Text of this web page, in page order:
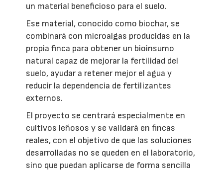
un material beneficioso para el suelo.
Ese material, conocido como biochar, se
combinará con microalgas producidas en la
propia finca para obtener un bioinsumo
natural capaz de mejorar la fertilidad del
suelo, ayudar a retener mejor el agua y
reducir la dependencia de fertilizantes
externos.
El proyecto se centrará especialmente en
cultivos leñosos y se validará en fincas
reales, con el objetivo de que las soluciones
desarrolladas no se queden en el laboratorio,
sino que puedan aplicarse de forma sencilla